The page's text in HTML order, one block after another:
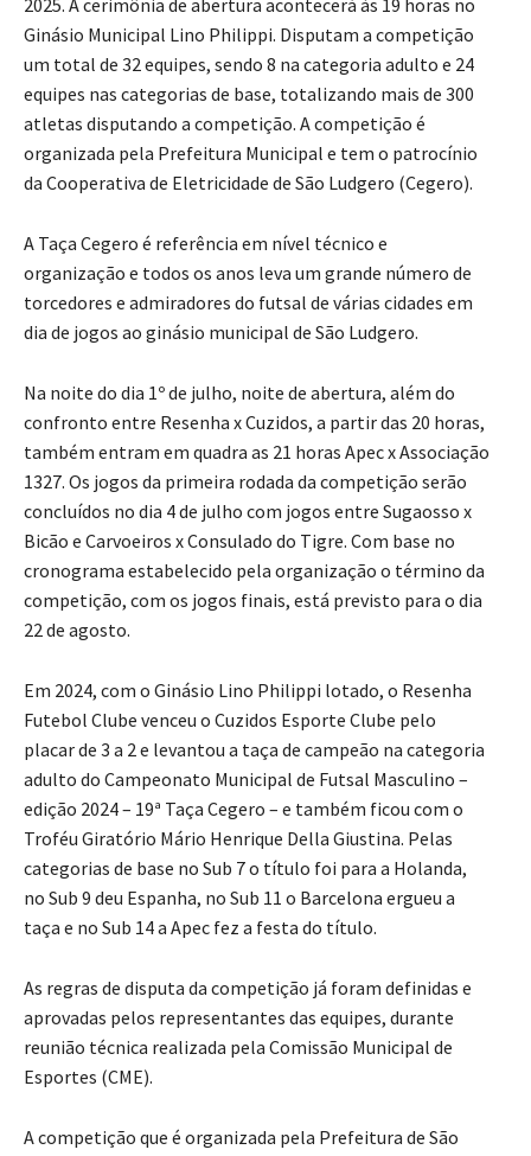
2025. A cerimônia de abertura acontecerá às 19 horas no
Ginásio Municipal Lino Philippi. Disputam a competição
um total de 32 equipes, sendo 8 na categoria adulto e 24
equipes nas categorias de base, totalizando mais de 300
atletas disputando a competição. A competição é
organizada pela Prefeitura Municipal e tem o patrocínio
da Cooperativa de Eletricidade de São Ludgero (Cegero).
A Taça Cegero é referência em nível técnico e
organização e todos os anos leva um grande número de
torcedores e admiradores do futsal de várias cidades em
dia de jogos ao ginásio municipal de São Ludgero.
Na noite do dia 1º de julho, noite de abertura, além do
confronto entre Resenha x Cuzidos, a partir das 20 horas,
também entram em quadra as 21 horas Apec x Associação
1327. Os jogos da primeira rodada da competição serão
concluídos no dia 4 de julho com jogos entre Sugaosso x
Bicão e Carvoeiros x Consulado do Tigre. Com base no
cronograma estabelecido pela organização o término da
competição, com os jogos finais, está previsto para o dia
22 de agosto.
Em 2024, com o Ginásio Lino Philippi lotado, o Resenha
Futebol Clube venceu o Cuzidos Esporte Clube pelo
placar de 3 a 2 e levantou a taça de campeão na categoria
adulto do Campeonato Municipal de Futsal Masculino –
edição 2024 – 19ª Taça Cegero – e também ficou com o
Troféu Giratório Mário Henrique Della Giustina. Pelas
categorias de base no Sub 7 o título foi para a Holanda,
no Sub 9 deu Espanha, no Sub 11 o Barcelona ergueu a
taça e no Sub 14 a Apec fez a festa do título.
As regras de disputa da competição já foram definidas e
aprovadas pelos representantes das equipes, durante
reunião técnica realizada pela Comissão Municipal de
Esportes (CME).
A competição que é organizada pela Prefeitura de São